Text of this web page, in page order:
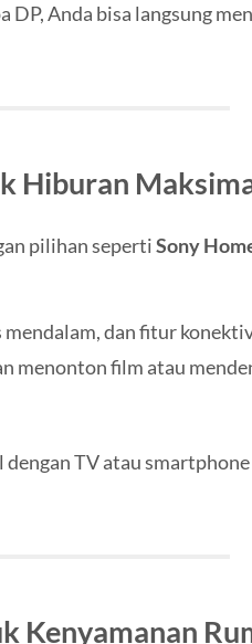
DP, Anda bisa langsung
Hiburan
pilihan sepertiSony
mendalam, dan fitur
menonton film atau
TV atau
Kenyamanan